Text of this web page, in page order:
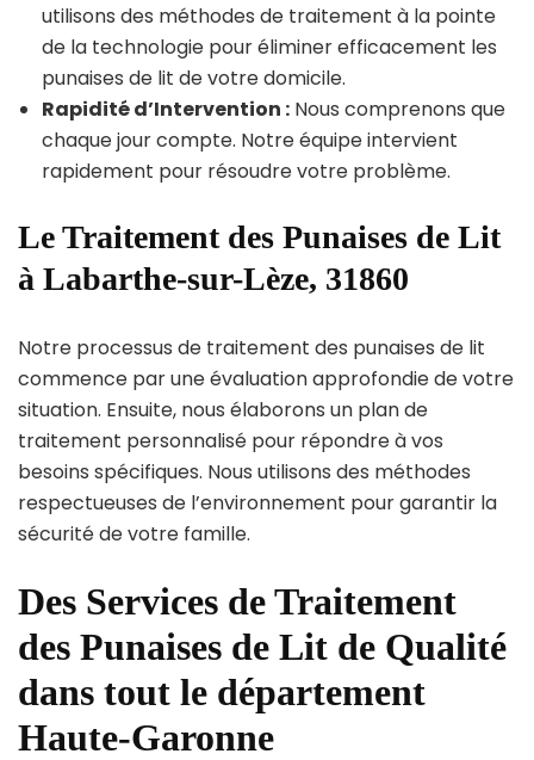
utilisons des méthodes de traitement à la pointe
de la technologie pour éliminer efficacement les
punaises de lit de votre domicile.
Rapidité d’Intervention : Nous comprenons que
chaque jour compte. Notre équipe intervient
rapidement pour résoudre votre problème.
Le Traitement des Punaises de Lit
à Labarthe-sur-Lèze, 31860
Notre processus de traitement des punaises de lit
commence par une évaluation approfondie de votre
situation. Ensuite, nous élaborons un plan de
traitement personnalisé pour répondre à vos
besoins spécifiques. Nous utilisons des méthodes
respectueuses de l’environnement pour garantir la
sécurité de votre famille.
Des Services de Traitement
des Punaises de Lit de Qualité
dans tout le département
Haute-Garonne